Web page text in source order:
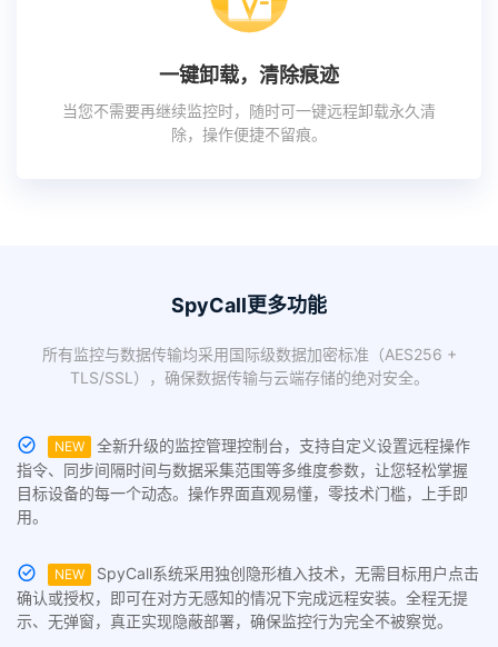
一键卸载，清除痕迹
当您不需要再继续监控时，随时可一键远程卸载永久清
除，操作便捷不留痕。
SpyCall更多功能
所有监控与数据传输均采用国际级数据加密标准（AES256 +
TLS/SSL），确保数据传输与云端存储的绝对安全。
NEW
全新升级的监控管理控制台，支持自定义设置远程操作
指令、同步间隔时间与数据采集范围等多维度参数，让您轻松掌握
目标设备的每一个动态。操作界面直观易懂，零技术门槛，上手即
用。
NEW
SpyCall系统采用独创隐形植入技术，无需目标用户点击
确认或授权，即可在对方无感知的情况下完成远程安装。全程无提
示、无弹窗，真正实现隐蔽部署，确保监控行为完全不被察觉。